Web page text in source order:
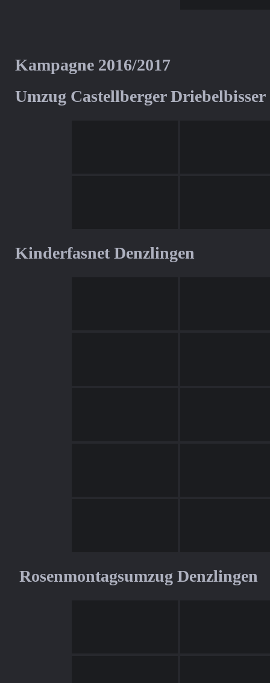
Kampagne 2016/2017
Umzug Castellberger
Kinderfasnet Denzlingen
Rosenmontagsumzug Denzlingen